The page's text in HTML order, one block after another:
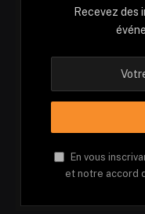
Recevez des
En vous
et notre accord